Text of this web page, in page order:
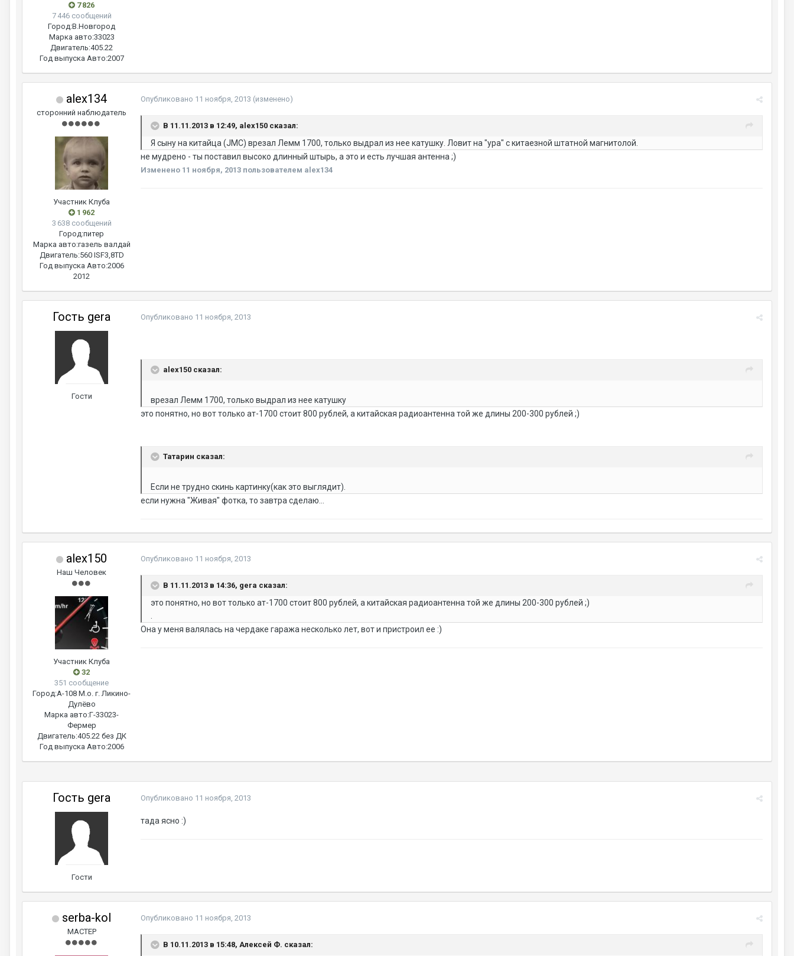
7 826
7 446 сообщений
Город:В.Новгород
Марка авто:33023
Двигатель:405.22
Год выпуска Авто:2007
alex134
сторонний наблюдатель
Участник Клуба
1 962
3 638 сообщений
Город:питер
Марка авто:газель валдай
Двигатель:560 ISF3,8TD
Год выпуска Авто:2006
2012
Опубликовано 11 ноября, 2013 (изменено)
В 11.11.2013 в 12:49, alex150 сказал:
Я сыну на китайца (JMC) врезал Лемм 1700, только выдрал из нее катушку. Ловит на "ура" с китаезной штатной магнитолой.
не мудрено - ты поставил высоко длинный штырь, а это и есть лучшая антенна ;)
Изменено 11 ноября, 2013 пользователем alex134
Гость gera
Гости
Опубликовано 11 ноября, 2013
alex150 сказал:
врезал Лемм 1700, только выдрал из нее катушку
это понятно, но вот только ат-1700 стоит 800 рублей, а китайская радиоантенна той же длины 200-300 рублей ;)
Татарин сказал:
Если не трудно скинь картинку(как это выглядит).
если нужна "Живая" фотка, то завтра сделаю...
alex150
Наш Человек
Участник Клуба
32
351 сообщение
Город:А-108 М.о. г. Ликино-
Дулёво
Марка авто:Г-33023-
Фермер
Двигатель:405.22 без ДК
Год выпуска Авто:2006
Опубликовано 11 ноября, 2013
В 11.11.2013 в 14:36, gera сказал:
это понятно, но вот только ат-1700 стоит 800 рублей, а китайская радиоантенна той же длины 200-300 рублей ;)
Она у меня валялась на чердаке гаража несколько лет, вот и пристроил ее :)
Гость gera
Гости
Опубликовано 11 ноября, 2013
тада ясно :)
serba-kol
МАСТЕР
Опубликовано 11 ноября, 2013
В 10.11.2013 в 15:48, Алексей Ф. сказал: